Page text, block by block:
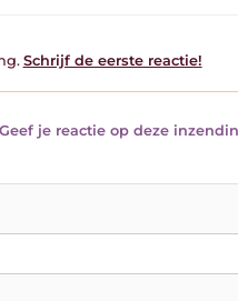
Schrijf de eerste reactie!
Geef je reactie op deze